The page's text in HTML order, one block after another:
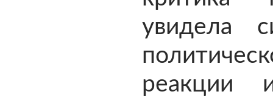
увидела
реакции